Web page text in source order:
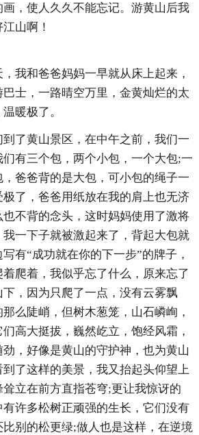
，使人久久不能忘记。游黄山后我
山啊！
我和爸爸妈妈一早就从床上起来，
士，一路晴空万里，金黄灿烂的太
暖极了。
了黄山景区，在中午之前，我们一
有三个包，两个小包，一个大包;一
爸爸背的是大包，可小包的绳子一
了，爸爸用纸放在我的肩上也无济
不背的念头，这时妈妈使用了激将
一下子就被激起来了，背起大包就
有“成功就在你的下一步”的牌子，
爬着，我似乎忘了什么，原来忘了
，因为只爬了一点，没有云雾飘
么陡峭，但树木葱笼，山石嶙峋，
高大挺拔，巍然屹立，饱经风霜，
，好像是黄山的守护神，也为黄山
了这样的美景，我又抬起头仰望上
立在前方直指苍穹;更让我惊讶的
许多松树正顽强的生长，它们没有
别的松更绿;做人也是这样，在逆境